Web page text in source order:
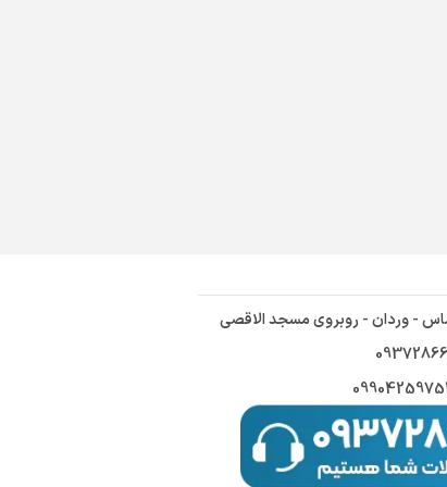
- وردان - روبروی مسجد الاقصی